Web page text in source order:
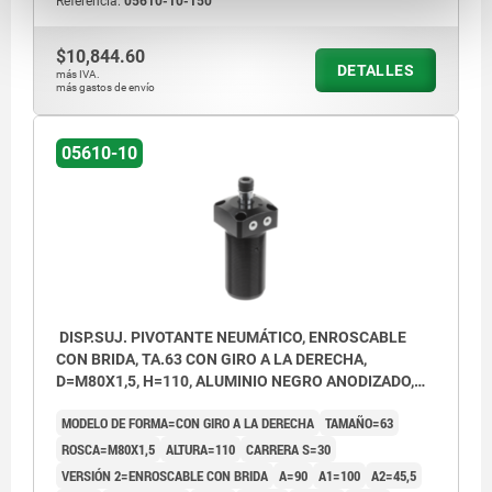
$10,844.60
más IVA.
más gastos de envío
DETALLES
05610-10
DISP.SUJ. PIVOTANTE NEUMÁTICO, ENROSCABLE
CON BRIDA, TA.63 CON GIRO A LA DERECHA,
D=M80X1,5, H=110, ALUMINIO NEGRO ANODIZADO,
MODELO DE FORMA=CON GIRO A LA DERECHA TAMAÑO=63
ROSCA=M80X1,5 ALTURA=110 CARRERA S=30
VERSIÓN 2=ENROSCABLE CON BRIDA A=90 A1=100 A2=45,5